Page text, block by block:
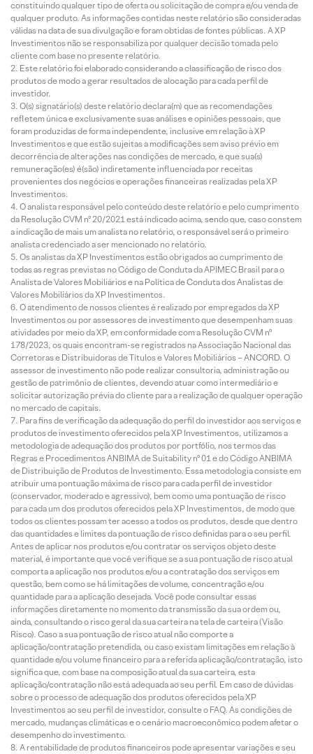
constituindo qualquer tipo de oferta ou solicitação de compra e/ou venda de
qualquer produto. As informações contidas neste relatório são consideradas
válidas na data de sua divulgação e foram obtidas de fontes públicas. A XP
Investimentos não se responsabiliza por qualquer decisão tomada pelo
cliente com base no presente relatório.
Este relatório foi elaborado considerando a classificação de risco dos
produtos de modo a gerar resultados de alocação para cada perfil de
investidor.
O(s) signatário(s) deste relatório declara(m) que as recomendações
refletem única e exclusivamente suas análises e opiniões pessoais, que
foram produzidas de forma independente, inclusive em relação à XP
Investimentos e que estão sujeitas a modificações sem aviso prévio em
decorrência de alterações nas condições de mercado, e que sua(s)
remuneração(es) é(são) indiretamente influenciada por receitas
provenientes dos negócios e operações financeiras realizadas pela XP
Investimentos.
O analista responsável pelo conteúdo deste relatório e pelo cumprimento
da Resolução CVM nº 20/2021 está indicado acima, sendo que, caso constem
a indicação de mais um analista no relatório, o responsável será o primeiro
analista credenciado a ser mencionado no relatório.
Os analistas da XP Investimentos estão obrigados ao cumprimento de
todas as regras previstas no Código de Conduta da APIMEC Brasil para o
Analista de Valores Mobiliários e na Política de Conduta dos Analistas de
Valores Mobiliários da XP Investimentos.
O atendimento de nossos clientes é realizado por empregados da XP
Investimentos ou por assessores de investimento que desempenham suas
atividades por meio da XP, em conformidade com a Resolução CVM nº
178/2023, os quais encontram-se registrados na Associação Nacional das
Corretoras e Distribuidoras de Títulos e Valores Mobiliários – ANCORD. O
assessor de investimento não pode realizar consultoria, administração ou
gestão de patrimônio de clientes, devendo atuar como intermediário e
solicitar autorização prévia do cliente para a realização de qualquer operação
no mercado de capitais.
Para fins de verificação da adequação do perfil do investidor aos serviços e
produtos de investimento oferecidos pela XP Investimentos, utilizamos a
metodologia de adequação dos produtos por portfólio, nos termos das
Regras e Procedimentos ANBIMA de Suitability nº 01 e do Código ANBIMA
de Distribuição de Produtos de Investimento. Essa metodologia consiste em
atribuir uma pontuação máxima de risco para cada perfil de investidor
(conservador, moderado e agressivo), bem como uma pontuação de risco
para cada um dos produtos oferecidos pela XP Investimentos, de modo que
todos os clientes possam ter acesso a todos os produtos, desde que dentro
das quantidades e limites da pontuação de risco definidas para o seu perfil.
Antes de aplicar nos produtos e/ou contratar os serviços objeto deste
material, é importante que você verifique se a sua pontuação de risco atual
comporta a aplicação nos produtos e/ou a contratação dos serviços em
questão, bem como se há limitações de volume, concentração e/ou
quantidade para a aplicação desejada. Você pode consultar essas
informações diretamente no momento da transmissão da sua ordem ou,
ainda, consultando o risco geral da sua carteira na tela de carteira (Visão
Risco). Caso a sua pontuação de risco atual não comporte a
aplicação/contratação pretendida, ou caso existam limitações em relação à
quantidade e/ou volume financeiro para a referida aplicação/contratação, isto
significa que, com base na composição atual da sua carteira, esta
aplicação/contratação não está adequada ao seu perfil. Em caso de dúvidas
sobre o processo de adequação dos produtos oferecidos pela XP
Investimentos ao seu perfil de investidor, consulte o FAQ. As condições de
mercado, mudanças climáticas e o cenário macroeconômico podem afetar o
desempenho do investimento.
A rentabilidade de produtos financeiros pode apresentar variações e seu